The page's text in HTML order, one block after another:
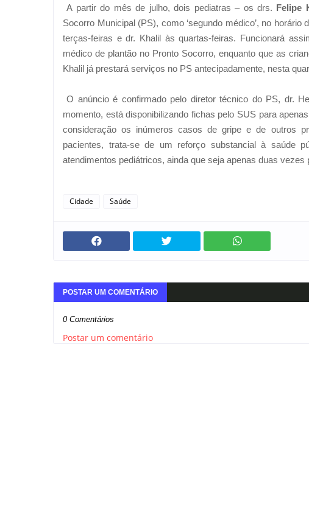
A partir do mês de julho, dois pediatras – os drs. Felipe
Socorro Municipal (PS), como ‘segundo médico’, no
terças-feiras e dr. Khalil às quartas-feiras. Funcionará
médico de plantão no Pronto Socorro, enquanto que as
Khalil já prestará serviços no PS antecipadamente, nesta
O anúncio é confirmado pelo diretor técnico do PS, dr.
momento, está disponibilizando fichas pelo SUS para
consideração os inúmeros casos de gripe e de outros
pacientes, trata-se de um reforço substancial à saúde
atendimentos pediátricos, ainda que seja apenas duas vezes
Cidade Saúde
POSTAR UM COMENTÁRIO
0 Comentários
Postar um comentário